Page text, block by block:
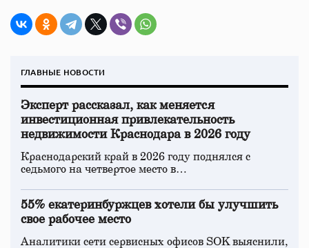
ГЛАВНЫЕ НОВОСТИ
Эксперт рассказал, как меняется
инвестиционная привлекательность
недвижимости Краснодара в 2026 году
Краснодарский край в 2026 году поднялся с
седьмого на четвертое место в…
55% екатеринбуржцев хотели бы улучшить
свое рабочее место
Аналитики сети сервисных офисов SOK выяснили,